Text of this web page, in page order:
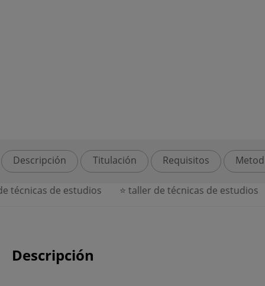
Descripción Titulación Requisitos
de estudios ⭐ taller de técnicas de estudios
Descripción